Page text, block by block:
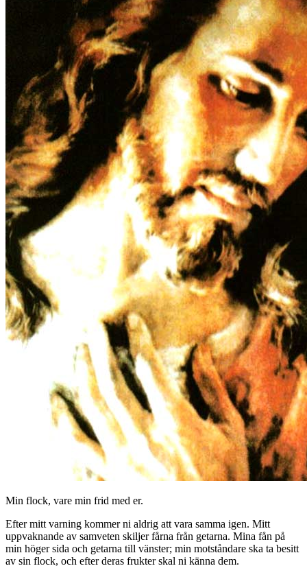
Min flock, vare min frid med er.
Efter mitt varning kommer ni aldrig att vara samma igen. Mitt
uppvaknande av samveten skiljer fårna från getarna. Mina fån på
min höger sida och getarna till vänster; min motståndare ska ta besitt
av sin flock, och efter deras frukter skal ni känna dem.